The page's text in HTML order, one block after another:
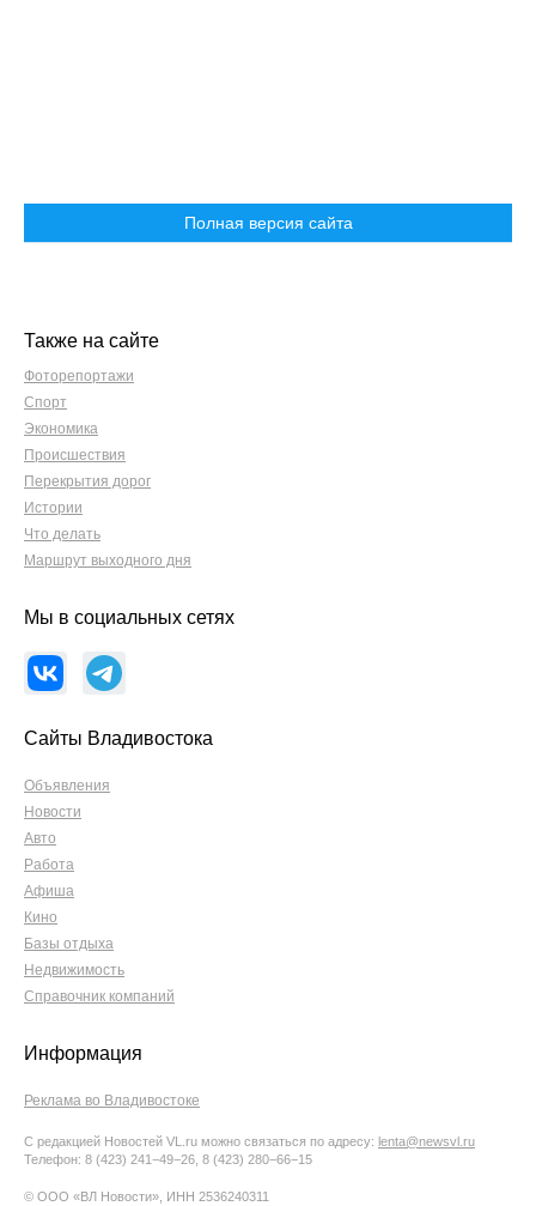
Полная версия сайта
Также на сайте
Фоторепортажи
Спорт
Экономика
Происшествия
Перекрытия дорог
Истории
Что делать
Маршрут выходного дня
Мы в социальных сетях
Сайты Владивостока
Объявления
Новости
Авто
Работа
Афиша
Кино
Базы отдыха
Недвижимость
Справочник компаний
Информация
Реклама во Владивостоке
С редакцией Новостей VL.ru можно связаться по адресу: lenta@newsvl.ru
Телефон: 8 (423) 241−49−26, 8 (423) 280−66−15
© ООО «ВЛ Новости», ИНН 2536240311